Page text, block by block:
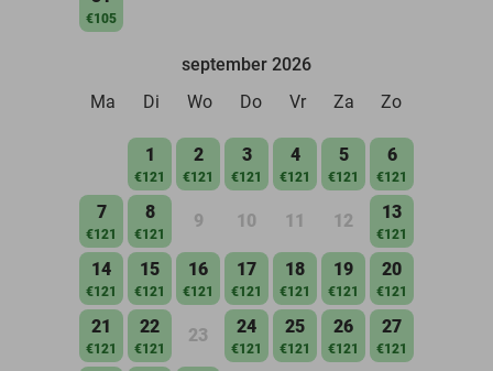
€105
september 2026
Ma
Di Wo Do Vr Za Zo
1
€121
2
€121
3
€121
4
€121
5
€121
6
€121
7
€121
8
€121
9 10 11 12 13
€121
14
€121
15
€121
16
€121
17
€121
18
€121
19
€121
20
€121
21
€121
22
€121
23 24
€121
25
€121
26
€121
27
€121